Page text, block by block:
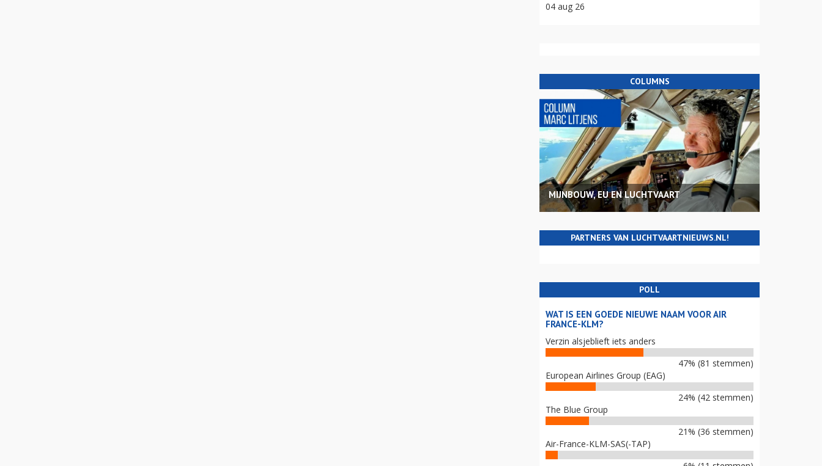
04 aug 26
COLUMNS
MIJNBOUW, EU EN LUCHTVAART
PARTNERS VAN LUCHTVAARTNIEUWS.NL!
POLL
WAT IS EEN GOEDE NIEUWE NAAM VOOR AIR
FRANCE-KLM?
Verzin alsjeblieft iets anders
47% (81 stemmen)
European Airlines Group (EAG)
24% (42 stemmen)
The Blue Group
21% (36 stemmen)
Air-France-KLM-SAS(-TAP)